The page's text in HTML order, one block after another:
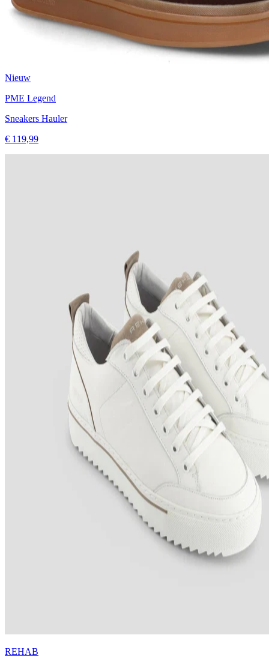
Nieuw
PME Legend
Sneakers Hauler
€ 119,99
REHAB